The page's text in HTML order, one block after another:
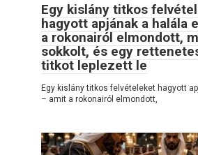
Egy kislány titkos
hagyott apjának a halála
a rokonairól elmondott,
sokkolt, és egy
titkot leplezett le
Egy kislány titkos felvételeket hagyott
– amit a rokonairól elmondott,